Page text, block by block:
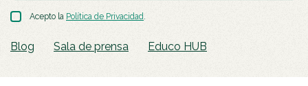
Acepto la Política de Privacidad.
Blog Sala de prensa Educo HUB